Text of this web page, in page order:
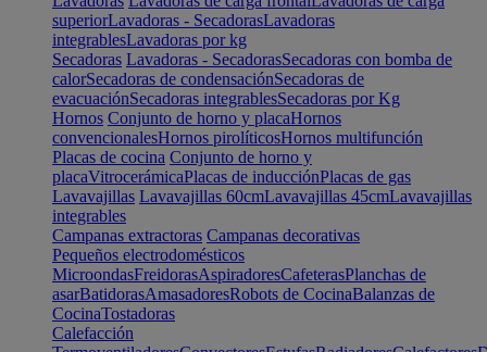
superiorLavadoras - SecadorasLavadoras
integrablesLavadoras por kg
Secadoras Lavadoras - SecadorasSecadoras con bomba de
calorSecadoras de condensaciónSecadoras de
evacuaciónSecadoras integrablesSecadoras por Kg
Hornos Conjunto de horno y placaHornos
convencionalesHornos pirolíticosHornos multifunción
Placas de cocina Conjunto de horno y
placaVitrocerámicaPlacas de inducciónPlacas de gas
Lavavajillas Lavavajillas 60cmLavavajillas 45cmLavavajillas
integrables
Campanas extractoras Campanas decorativas
Pequeños electrodomésticos
MicroondasFreidorasAspiradoresCafeterasPlanchas de
asarBatidorasAmasadoresRobots de CocinaBalanzas de
CocinaTostadoras
Calefacción